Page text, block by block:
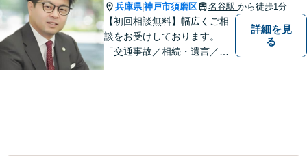
兵庫県|神戸市須磨区 名谷駅 から徒歩1分
【初回相談無料】幅広くご相
談をお受けしております。
「交通事故／相続・遺言／離
詳細を見
る